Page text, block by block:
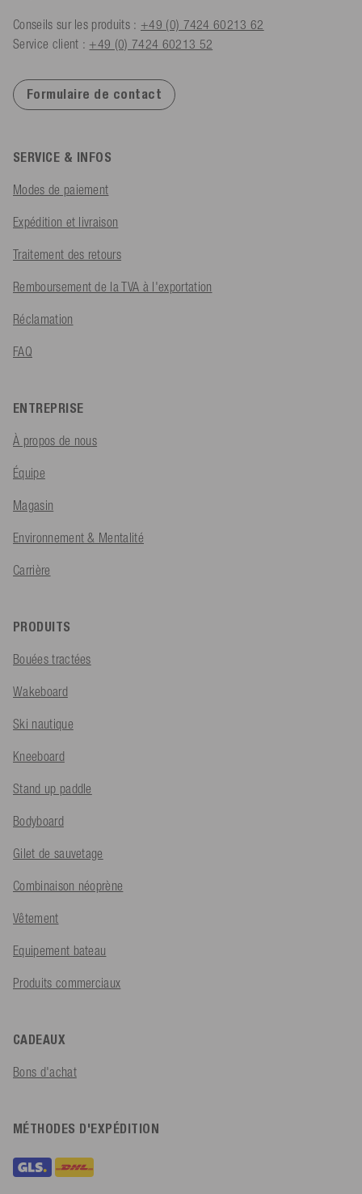
Conseils sur les produits : +49 (0) 7424 60213 62
Service client : +49 (0) 7424 60213 52
Formulaire de contact
SERVICE & INFOS
Modes de paiement
Expédition et livraison
Traitement des retours
Remboursement de la TVA à l'exportation
Réclamation
FAQ
ENTREPRISE
À propos de nous
Équipe
Magasin
Environnement & Mentalité
Carrière
PRODUITS
Bouées tractées
Wakeboard
Ski nautique
Kneeboard
Stand up paddle
Bodyboard
Gilet de sauvetage
Combinaison néoprène
Vêtement
Equipement bateau
Produits commerciaux
CADEAUX
Bons d'achat
MÉTHODES D'EXPÉDITION